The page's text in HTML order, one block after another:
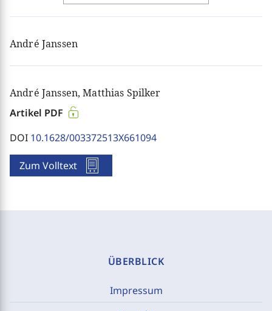
André Janssen
André Janssen, Matthias Spilker
Artikel PDF
DOI 10.1628/003372513X661094
Zum Volltext
ÜBERBLICK
Impressum